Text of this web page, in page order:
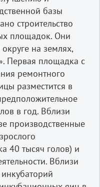
базы
строительство
площадок. Они
на землях,
Первая площадка с
ремонтного
разместится в
в год. Вблизи
производственные
40 тысяч голов) и
Вблизи